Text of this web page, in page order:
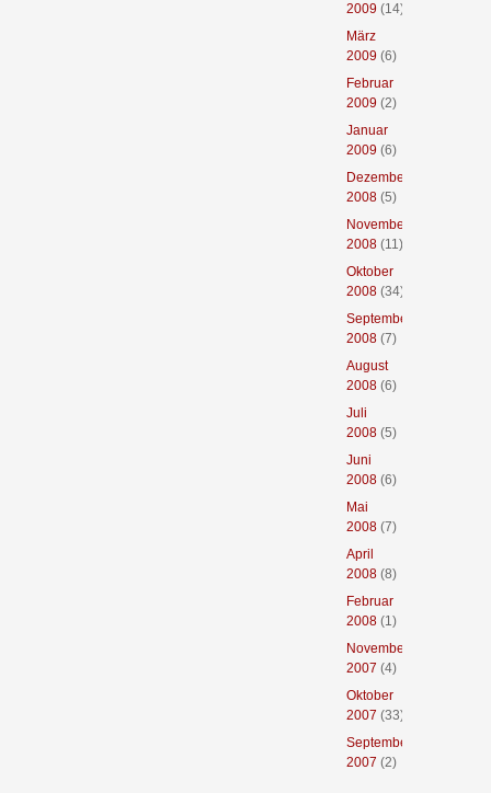
2009 (14)
März
2009 (6)
Februar
2009 (2)
Januar
2009 (6)
Dezember
2008(5)
November
2008(11)
Oktober
2008(34)
September
2008(7)
August
2008(6)
Juli
2008(5)
Juni
2008(6)
Mai
2008(7)
April
2008(8)
Februar
2008(1)
November
2007 (4)
Oktober
2007 (33)
September
2007 (2)